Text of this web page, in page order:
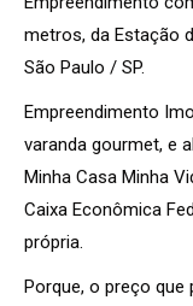
metros, da Estação
São Paulo / SP.
Empreendimento
varanda gourmet, e
Minha Casa Minha
Caixa Econômica
própria.
Porque, o preço que